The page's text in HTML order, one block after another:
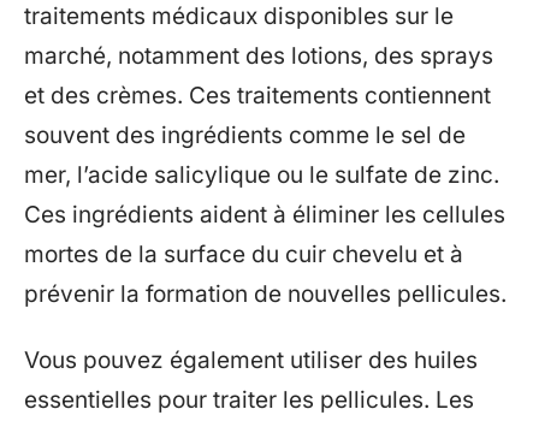
traitements médicaux disponibles sur le
marché, notamment des lotions, des sprays
et des crèmes. Ces traitements contiennent
souvent des ingrédients comme le sel de
mer, l’acide salicylique ou le sulfate de zinc.
Ces ingrédients aident à éliminer les cellules
mortes de la surface du cuir chevelu et à
prévenir la formation de nouvelles pellicules.
Vous pouvez également utiliser des huiles
essentielles pour traiter les pellicules. Les